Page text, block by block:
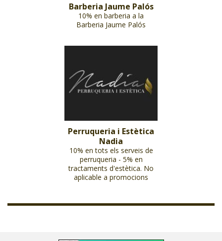
Barberia Jaume Palós
10% en barberia a la
Barberia Jaume Palós
Perruqueria i Estètica
Nadia
10% en tots els serveis de
perruqueria - 5% en
tractaments d'estètica. No
aplicable a promocions